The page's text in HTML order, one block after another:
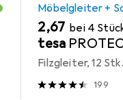
Möbelgleiter +
EUR
2,67 bei 4
tesa
Filzgleiter, 12 Stk.
199